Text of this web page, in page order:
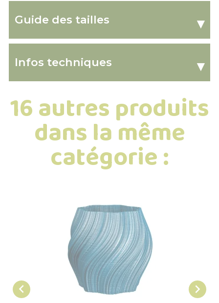
Guide des tailles ▾
Infos techniques ▾
16 autres produits
dans la même
catégorie :
 